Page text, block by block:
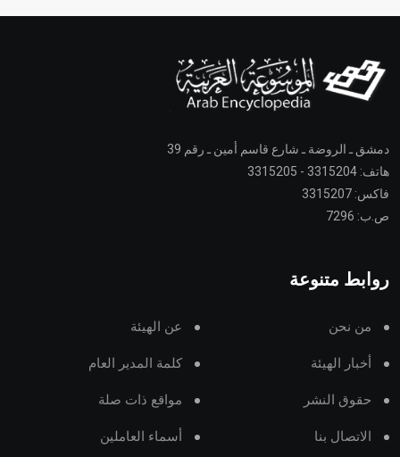
دمشق ـ الروضة ـ شارع قاسم أمين ـ رقم 39
هاتف: 3315204 - 3315205
فاكس: 3315207
ص.ب: 7296
روابط متنوعة
من نحن عن الهيئة
أخبار الهيئة كلمة المدير العام
حقوق النشر مواقع ذات صلة
الاتصال بنا أسماء العاملين